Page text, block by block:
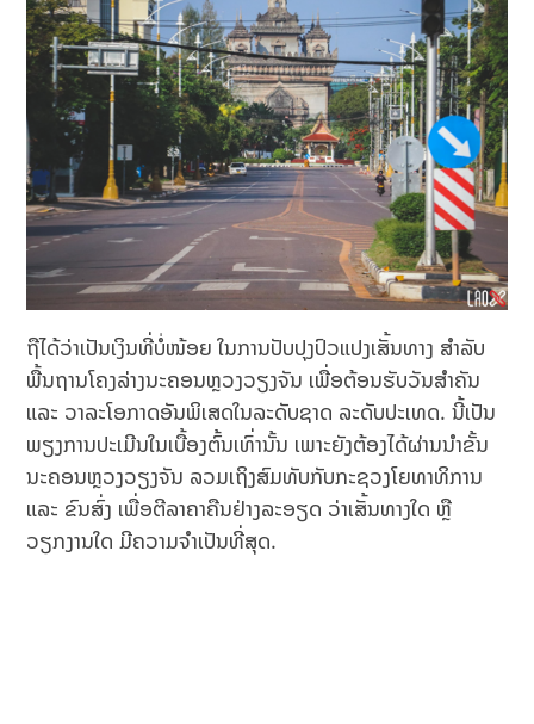
ຖືໄດ້ວ່າເປັນເງິນທີ່ບໍ່ໜ້ອຍ ໃນການປັບປຸງປົວແປງເສັ້ນທາງ ສຳລັບ
ພື້ນຖານໂຄງລ່າງນະຄອນຫຼວງວຽງຈັນ ເພື່ອຕ້ອນຮັບວັນສຳຄັນ
ແລະ ວາລະໂອກາດອັນພິເສດໃນລະດັບຊາດ ລະດັບປະເທດ. ນີ້ເປັນ
ພຽງການປະເມີນໃນເບື້ອງຕົ້ນເທົ່ານັ້ນ ເພາະຍັງຕ້ອງໄດ້ຜ່ານນຳຂັ້ນ
ນະຄອນຫຼວງວຽງຈັນ ລວມເຖິງສົມທັບກັບກະຊວງໂຍທາທິການ
ແລະ ຂົນສົ່ງ ເພື່ອຕີລາຄາຄືນຢ່າງລະອຽດ ວ່າເສັ້ນທາງໃດ ຫຼື
ວຽກງານໃດ ມີຄວາມຈຳເປັນທີ່ສຸດ.